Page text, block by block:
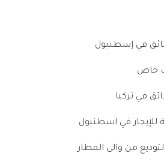
في إسطنبول
خاص
في تركيا
في اسطنبول
من والى المطار